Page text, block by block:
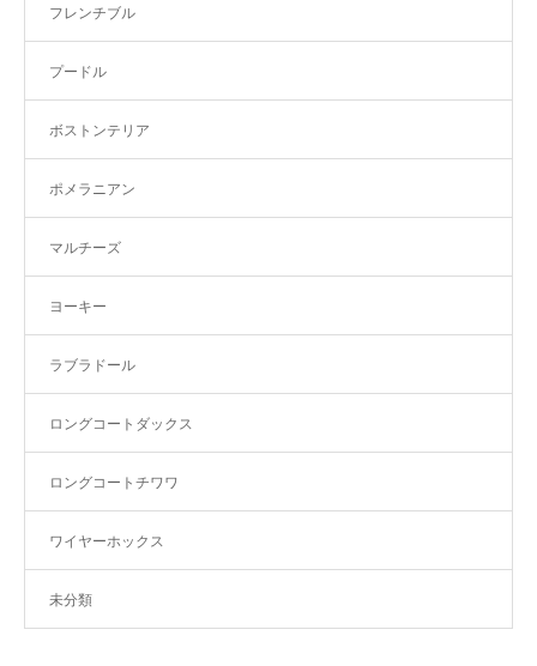
フレンチブル
プードル
ボストンテリア
ポメラニアン
マルチーズ
ヨーキー
ラブラドール
ロングコートダックス
ロングコートチワワ
ワイヤーホックス
未分類